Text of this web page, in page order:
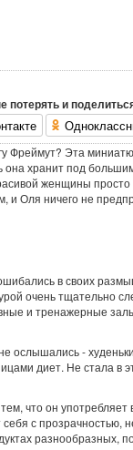
потерять и
Фреймут? Эта
она хранит под
женщины
и Оля ничего не
в своих
очень тщательно
и тренажерные
ослышались -
диет. Не стала в
что он
с прозрачностью,
разнообразных,